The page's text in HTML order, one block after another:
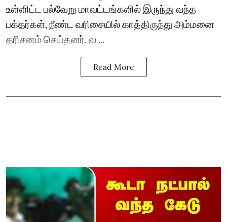
உள்ளிட்ட பல்வேறு மாவட்டங்களில் இருந்து வந்த
பக்தர்கள், நீண்ட வரிசையில் காத்திருந்து அம்மனை
தரிசனம் செய்தனர். வ ...
Read More